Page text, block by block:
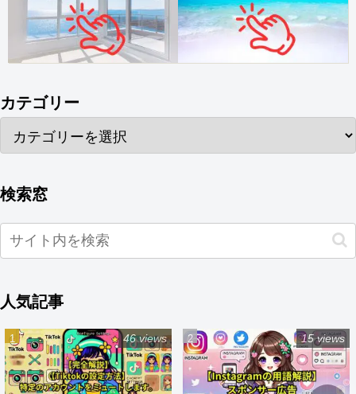
カテゴリー
検索窓
人気記事
46 views 15 views